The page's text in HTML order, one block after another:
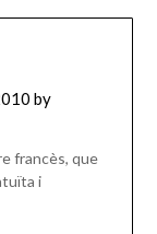
by
francès, que
i